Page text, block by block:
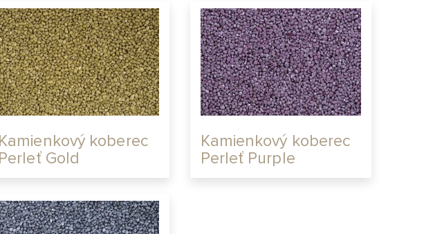
Kamienkový koberec
Perleť Gold
Kamienkový koberec
Perleť Purple